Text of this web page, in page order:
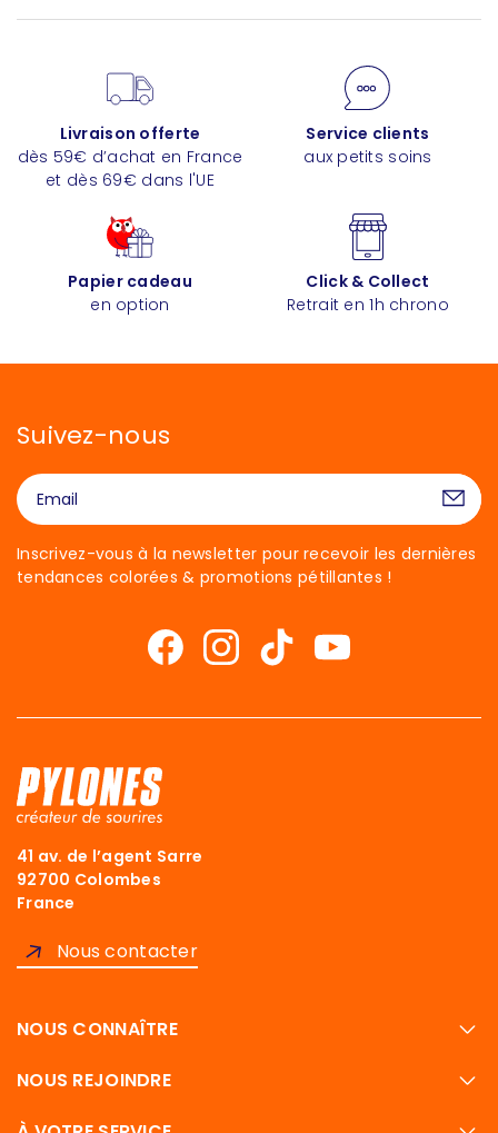
Livraison offerte
dès 59€ d’achat en France
et dès 69€ dans l'UE
Service clients
aux petits soins
Papier cadeau
en option
Click & Collect
Retrait en 1h chrono
Suivez-nous
Inscrivez-vous à la newsletter pour recevoir les dernières
tendances colorées & promotions pétillantes !
41 av. de l’agent Sarre
92700 Colombes
France
Nous contacter
NOUS CONNAÎTRE
NOUS REJOINDRE